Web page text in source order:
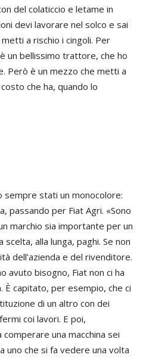
del colaticcio e letame in
devi lavorare nel solco e sai
a rischio i cingoli. Per
un bellissimo trattore, che ho
Però è un mezzo che metti a
che ha, quando lo
sempre stati un monocolore:
passando per Fiat Agri. «Sono
marchio sia importante per un
alla lunga, paghi. Se non
dell’azienda e del rivenditore.
avuto bisogno, Fiat non ci ha
È capitato, per esempio, che ci
di un altro con dei
coi lavori. E poi,
una macchina sei
che si fa vedere una volta